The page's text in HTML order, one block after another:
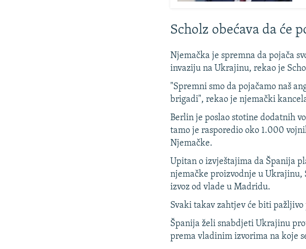
Scholz obećava da će
Njemačka je spremna da pojača
invaziju na Ukrajinu, rekao je
"Spremni smo da pojačamo naš
brigadi", rekao je njemački
Berlin je poslao stotine dodatnih
tamo je rasporedio oko 1.000
Njemačke.
Upitan o izvještajima da Španija
njemačke proizvodnje u Ukrajinu,
izvoz od vlade u Madridu.
Svaki takav zahtjev će biti
Španija želi snabdjeti Ukrajinu
prema vladinim izvorima na koje